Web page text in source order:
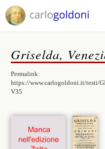
Griselda,
Permalink:
https://www.carlogoldoni.it/testi/
V35